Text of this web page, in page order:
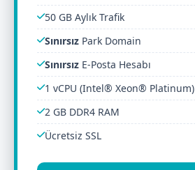
50 GB Aylık Trafik
Sınırsız Park Domain
Sınırsız E-Posta Hesabı
1 vCPU (Intel® Xeon® Platinum)
2 GB DDR4 RAM
Ücretsiz SSL